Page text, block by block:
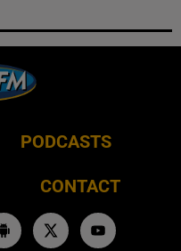
PODCASTS
CONTACT